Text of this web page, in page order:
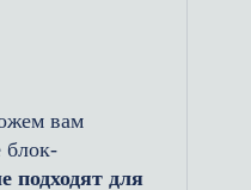
прочных
вам
блок-
подходят для